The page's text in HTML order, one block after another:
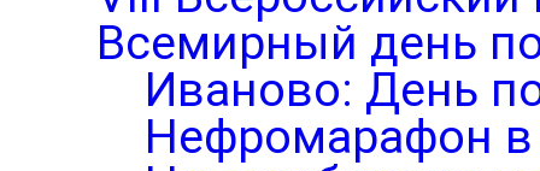
Всемирный день
Иваново: День
Нефромарафон